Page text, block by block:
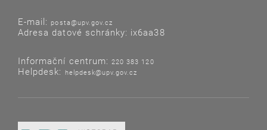
E-mail: posta@upv.gov.cz
Adresa datové schránky: ix6aa38
Informační centrum: 220 383 120
Helpdesk: helpdesk@upv.gov.cz